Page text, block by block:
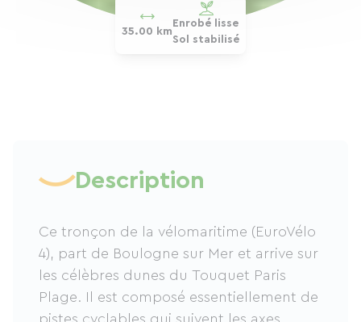
35.00 km
Enrobé lisse
Sol stabilisé
Description
Ce tronçon de la vélomaritime (EuroVélo
4), part de Boulogne sur Mer et arrive sur
les célèbres dunes du Touquet Paris
Plage. Il est composé essentiellement de
pistes cyclables qui suivent les axes